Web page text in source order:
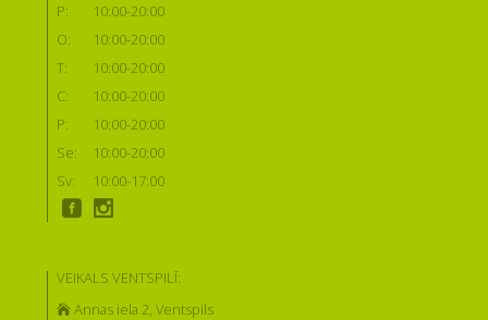
P:
10:00-20:00
O:
10:00-20:00
T:
10:00-20:00
C:
10:00-20:00
P:
10:00-20:00
Se:
10:00-20:00
Sv:
10:00-17:00
VEIKALS VENTSPILĪ:
Annas iela 2, Ventspils